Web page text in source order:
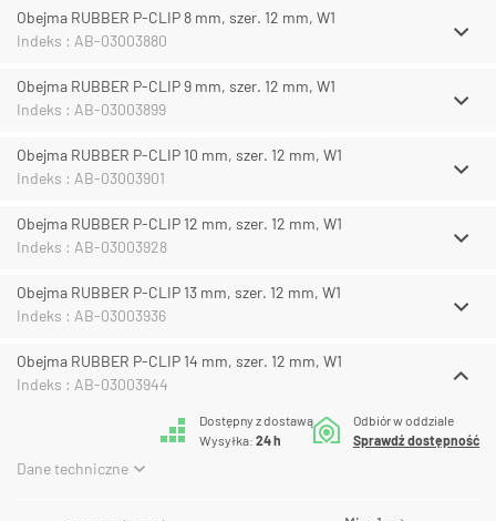
Obejma RUBBER P-CLIP 8 mm, szer. 12 mm, W1
Indeks : AB-03003880
Obejma RUBBER P-CLIP 9 mm, szer. 12 mm, W1
Indeks : AB-03003899
Obejma RUBBER P-CLIP 10 mm, szer. 12 mm, W1
Indeks : AB-03003901
Obejma RUBBER P-CLIP 12 mm, szer. 12 mm, W1
Indeks : AB-03003928
Obejma RUBBER P-CLIP 13 mm, szer. 12 mm, W1
Indeks : AB-03003936
Obejma RUBBER P-CLIP 14 mm, szer. 12 mm, W1
Indeks : AB-03003944
Dostępny z dostawą
Wysyłka: 24 h
Odbiór w oddziale
Sprawdź dostępność
Dane techniczne